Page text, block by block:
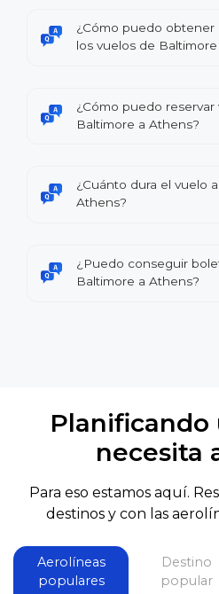
¿Cómo puedo
los vuelos de
¿Cómo puedo reservar
Baltimore a Athens?
¿Cuánto dura el vuelo
Athens?
¿Puedo conseguir
Baltimore a Athens?
Planificando
necesita
Para eso estamos aquí.
destinos y con las
Aerolíneas
populares
Destino
popular